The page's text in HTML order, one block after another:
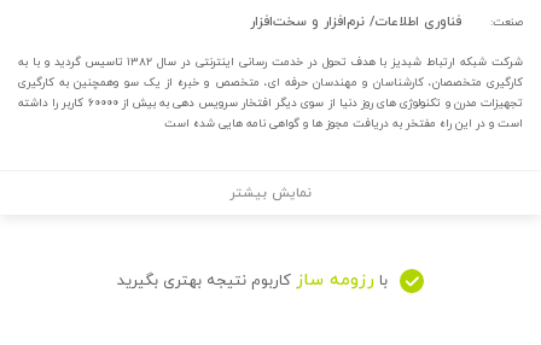
صنعت: فناوری اطلاعات/ نرم‌افزار و سخت‌افزار
شرکت شبکه ارتباط شبدیز با هدف تحول در خدمت رسانی اینترنتی در سال ۱۳۸۲ تاسیس گردید و با به
کارگیری متخصصان، کارشناسان و مهندسان حرفه ای، متخصص و خبره از یک سو وهمچنین به کارگیری
تجهیزات مدرن و تکنولوژی های روز دنیا از سوی دیگر افتخار سرویس دهی به بیش از ۶۰۰۰۰ کاربر را داشته
است و در این راه مفتخر به دریافت مجوز ها و گواهی نامه هایی شده است
نمایش بیشتر
با رزومه ساز کاربوم نتیجه بهتری بگیرید